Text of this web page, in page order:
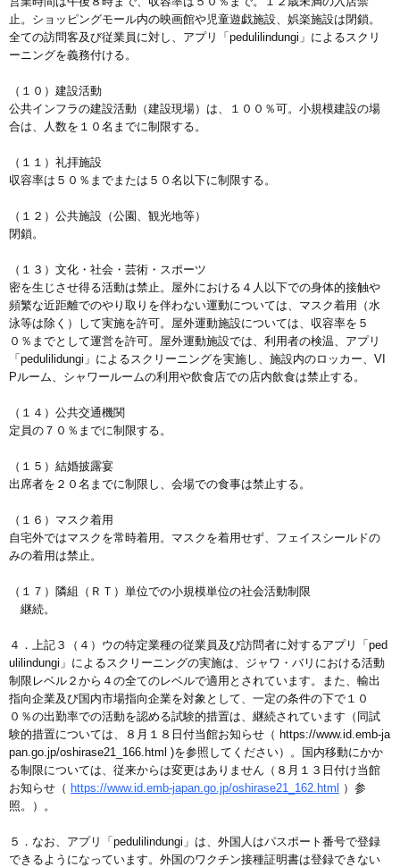
止。ショッピングモール内の映画館や児童遊戯施設、娯楽施設は閉鎖。
全ての訪問客及び従業員に対し、アプリ「pedulilindungi」によるスクリ
ーニングを義務付ける。
（１０）建設活動
公共インフラの建設活動（建設現場）は、１００％可。小規模建設の場
合は、人数を１０名までに制限する。
（１１）礼拝施設
収容率は５０％までまたは５０名以下に制限する。
（１２）公共施設（公園、観光地等）
閉鎖。
（１３）文化・社会・芸術・スポーツ
密を生じさせ得る活動は禁止。屋外における４人以下での身体的接触や
頻繁な近距離でのやり取りを伴わない運動については、マスク着用（水
泳等は除く）して実施を許可。屋外運動施設については、収容率を５
０％までとして運営を許可。屋外運動施設では、利用者の検温、アプリ
「pedulilidungi」によるスクリーニングを実施し、施設内のロッカー、VI
Pルーム、シャワールームの利用や飲食店での店内飲食は禁止する。
（１４）公共交通機関
定員の７０％までに制限する。
（１５）結婚披露宴
出席者を２０名までに制限し、会場での食事は禁止する。
（１６）マスク着用
自宅外ではマスクを常時着用。マスクを着用せず、フェイスシールドの
みの着用は禁止。
（１７）隣組（ＲＴ）単位での小規模単位の社会活動制限
継続。
４．上記３（４）ウの特定業種の従業員及び訪問者に対するアプリ「ped
ulilindungi」によるスクリーニングの実施は、ジャワ・バリにおける活動
制限レベル２から４の全てのレベルで適用とされています。また、輸出
指向企業及び国内市場指向企業を対象として、一定の条件の下で１０
０％の出勤率での活動を認める試験的措置は、継続されています（同試
験的措置については、８月１８日付当館お知らせ（ https://www.id.emb-ja
pan.go.jp/oshirase21_166.html )を参照してください）。国内移動にかか
る制限については、従来からは変更はありません（８月１３日付け当館
お知らせ（ https://www.id.emb-japan.go.jp/oshirase21_162.html
）参
照。）。
５．なお、アプリ「pedulilindungi」は、外国人はパスポート番号で登録
できるようになっています。外国のワクチン接種証明書は登録できない